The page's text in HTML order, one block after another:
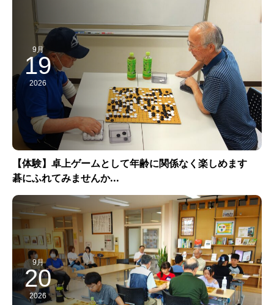
9月
19
2026
【体験】卓上ゲームとして年齢に関係なく楽しめます
碁にふれてみませんか...
9月
20
2026